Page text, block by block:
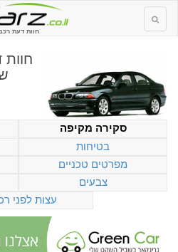
חוות דעת
סקירה מקיפה
בטיחות
מפרטים טכניים
צבעים
עצות לפני